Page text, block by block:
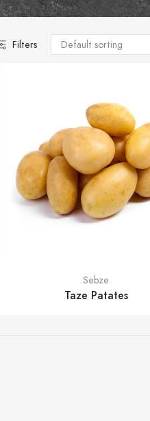
Filters
Sebze
Taze Patates